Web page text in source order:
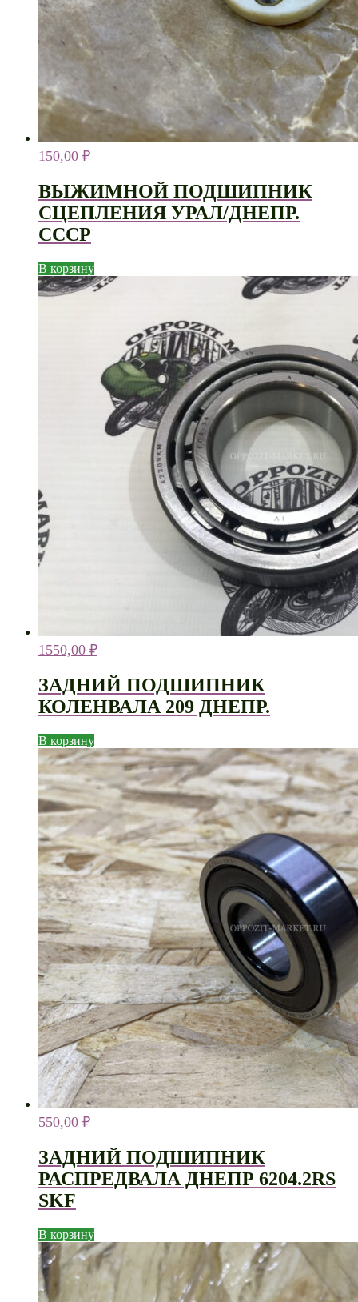
150,00 ₽
ВЫЖИМНОЙ ПОДШИПНИК
СЦЕПЛЕНИЯ УРАЛ/ДНЕПР.
СССР
В корзину
1550,00 ₽
ЗАДНИЙ ПОДШИПНИК
КОЛЕНВАЛА 209 ДНЕПР.
В корзину
550,00 ₽
ЗАДНИЙ ПОДШИПНИК
РАСПРЕДВАЛА ДНЕПР 6204.2RS
SKF
В корзину